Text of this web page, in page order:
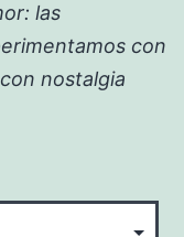
las
con
nostalgia